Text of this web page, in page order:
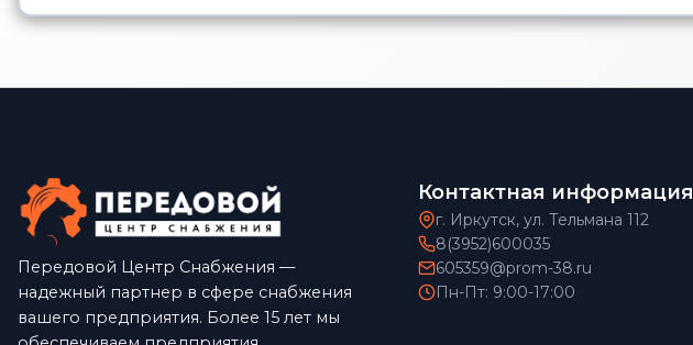
Передовой Центр Снабжения —
надежный партнер в сфере снабжения
вашего предприятия. Более 15 лет мы
Контактная информация
г. Иркутск, ул. Тельмана 112
8(3952)600035
605359@prom-38.ru
Пн-Пт: 9:00-17:00